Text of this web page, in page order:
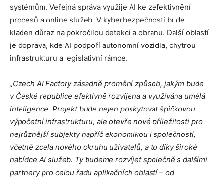
systémům. Veřejná správa využije AI ke zefektivnění
procesů a online služeb. V kyberbezpečnosti bude
kladen důraz na pokročilou detekci a obranu. Další oblastí
je doprava, kde AI podpoří autonomní vozidla, chytrou
infrastrukturu a legislativní rámce.
„Czech AI Factory zásadně promění způsob, jakým bude
v České republice efektivně rozvíjena a využívána umělá
inteligence. Projekt bude nejen poskytovat špičkovou
výpočetní infrastrukturu, ale otevře nové příležitosti pro
nejrůznější subjekty napříč ekonomikou i společností,
včetně zcela nového okruhu uživatelů, a to díky široké
nabídce AI služeb. Ty budeme rozvíjet společně s dalšími
partnery pro celou řadu aplikačních oblastí – od